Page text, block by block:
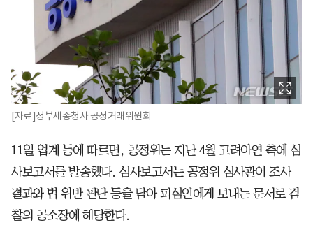
[자료]정부세종청사 공정거래위원회
11일 업계 등에 따르면, 공정위는 지난 4월 고려아연 측에 심
사보고서를 발송했다. 심사보고서는 공정위 심사관이 조사
결과와 법 위반 판단 등을 담아 피심인에게 보내는 문서로 검
찰의 공소장에 해당한다.